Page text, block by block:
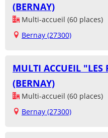
(BERNAY)
Multi-accueil (60 places)
Bernay (27300)
MULTI ACCUEIL "LES
(BERNAY)
Multi-accueil (60 places)
Bernay (27300)